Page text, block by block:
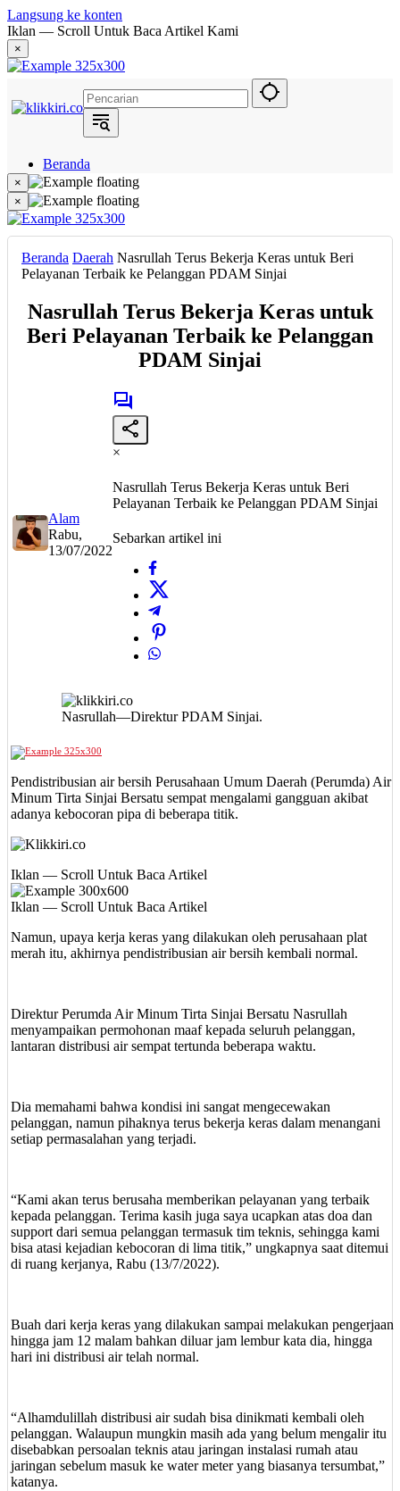
Langsung ke konten
Iklan — Scroll Untuk Baca Artikel Kami
×
Beranda
Hukum
Berita
Politik
Narasi
Metropolis
Eksekutif
×
×
Beranda Daerah Nasrullah Terus Bekerja Keras untuk Beri
Pelayanan Terbaik ke Pelanggan PDAM Sinjai
Nasrullah Terus Bekerja Keras untuk
Beri Pelayanan Terbaik ke Pelanggan
PDAM Sinjai
Alam
Rabu,
13/07/2022
×
Nasrullah Terus Bekerja Keras untuk Beri
Pelayanan Terbaik ke Pelanggan PDAM Sinjai
Sebarkan artikel ini
Nasrullah—Direktur PDAM Sinjai.
Pendistribusian air bersih Perusahaan Umum Daerah (Perumda) Air
Minum Tirta Sinjai Bersatu sempat mengalami gangguan akibat
adanya kebocoran pipa di beberapa titik.
Iklan — Scroll Untuk Baca Artikel
Iklan — Scroll Untuk Baca Artikel
Namun, upaya kerja keras yang dilakukan oleh perusahaan plat
merah itu, akhirnya pendistribusian air bersih kembali normal.
Direktur Perumda Air Minum Tirta Sinjai Bersatu Nasrullah
menyampaikan permohonan maaf kepada seluruh pelanggan,
lantaran distribusi air sempat tertunda beberapa waktu.
Dia memahami bahwa kondisi ini sangat mengecewakan
pelanggan, namun pihaknya terus bekerja keras dalam menangani
setiap permasalahan yang terjadi.
“Kami akan terus berusaha memberikan pelayanan yang terbaik
kepada pelanggan. Terima kasih juga saya ucapkan atas doa dan
support dari semua pelanggan termasuk tim teknis, sehingga kami
bisa atasi kejadian kebocoran di lima titik,” ungkapnya saat ditemui
di ruang kerjanya, Rabu (13/7/2022).
Buah dari kerja keras yang dilakukan sampai melakukan pengerjaan
hingga jam 12 malam bahkan diluar jam lembur kata dia, hingga
hari ini distribusi air telah normal.
“Alhamdulillah distribusi air sudah bisa dinikmati kembali oleh
pelanggan. Walaupun mungkin masih ada yang belum mengalir itu
disebabkan persoalan teknis atau jaringan instalasi rumah atau
jaringan sebelum masuk ke water meter yang biasanya tersumbat,”
katanya.